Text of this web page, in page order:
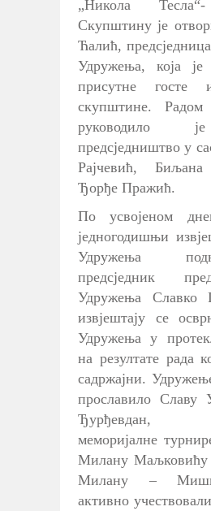
„Никола
Скупштину је
Ћалић,
Удружења, која је
присутне госте
скупштине. Радом
руководило
предсједништво у
Рајчевић,
Ђорђе Пражић.
По усвојеном
једногодишњи
Удружења
предсједник
Удружења
извјештају се
Удружења у
на резултате рада
садржајни.
прославило Славу
Ђурђевдан,
меморијалне
Милану
Милану –
активно